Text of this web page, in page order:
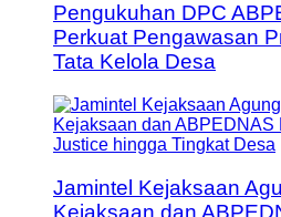
Pengukuhan DPC
Perkuat Pengawasan
Tata Kelola Desa
Jamintel Kejaksaan
Kejaksaan dan